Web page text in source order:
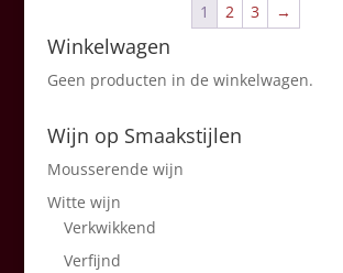
1 2 3 →
Winkelwagen
Geen producten in de winkelwagen.
Wijn op Smaakstijlen
Mousserende wijn
Witte wijn
Verkwikkend
Verfijnd